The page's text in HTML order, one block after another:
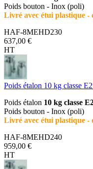
Poids bouton - Inox (poli)
Livré avec étui plastique
HAF-8MEHD230
637,00 €
HT
Poids étalon 10 kg classe
Poids étalon 10 kg classe
Poids bouton - Inox (poli)
Livré avec étui plastique
HAF-8MEHD240
959,00 €
HT